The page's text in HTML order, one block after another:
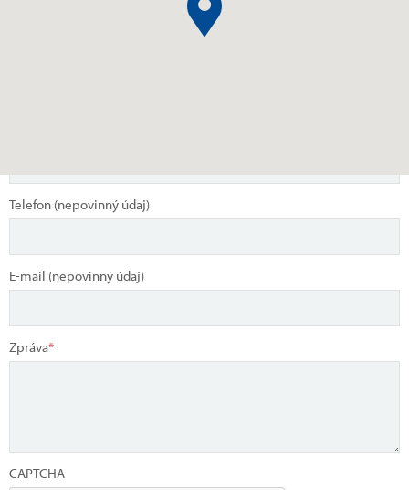
provozovnách a zkušenostech s naší společností. Prostřednictvím
tohoto formuláře můžete vyjádřit svůj názor/zaslat podnět, který
Telefon (nepovinný údaj)
E-mail (nepovinný údaj)
Zpráva*
CAPTCHA
Nahrávám mapu...